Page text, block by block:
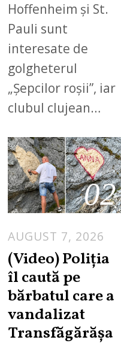
Hoffenheim și St.
Pauli sunt
interesate de
golgheterul
„Șepcilor roșii”, iar
clubul clujean…
02
AUGUST 7, 2026
U
G
S
7
(Video) Poliția
îl caută pe
bărbatul care a
vandalizat
Transfăgărășa